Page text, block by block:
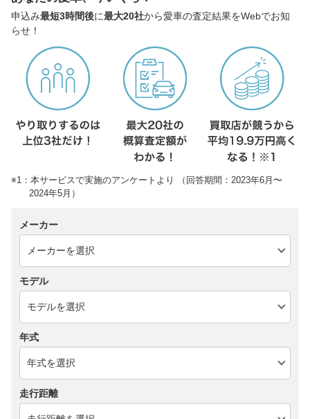
申込み最短3時間後に最大20社から愛車の査定結果をWebでお知
らせ！
※1：本サービスで実施のアンケートより （回答期間：2023年6月〜
2024年5月）
メーカー
モデル
年式
走行距離